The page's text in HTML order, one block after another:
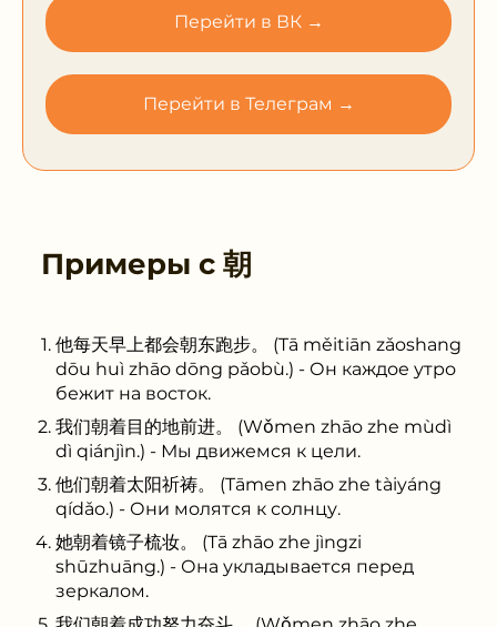
Перейти в ВК →
Перейти в Телеграм →
Примеры с 朝
他每天早上都会朝东跑步。 (Tā měitiān zǎoshang
dōu huì zhāo dōng pǎobù.) - Он каждое утро
бежит на восток.
我们朝着目的地前进。 (Wǒmen zhāo zhe mùdì
dì qiánjìn.) - Мы движемся к цели.
他们朝着太阳祈祷。 (Tāmen zhāo zhe tàiyáng
qídǎo.) - Они молятся к солнцу.
她朝着镜子梳妆。 (Tā zhāo zhe jìngzi
shūzhuāng.) - Она укладывается перед
зеркалом.